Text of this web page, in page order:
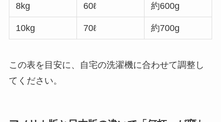
8kg 60ℓ 約600g
10kg 70ℓ 約700g
この表を目安に、自宅の洗濯機に合わせて調整し
てください。